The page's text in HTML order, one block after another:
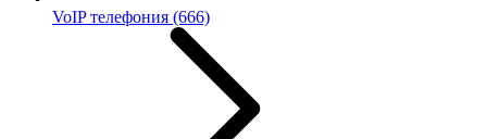
VoIP телефония (666)